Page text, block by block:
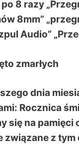
8 razy
8mm”
Audio”
zmarłych
dnia
Rocznica
się na
z tym